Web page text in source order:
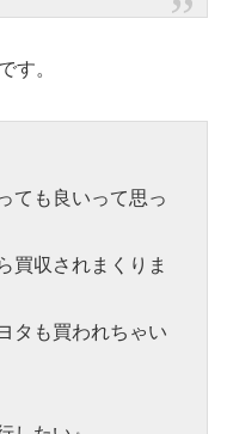
です。
ても良いって思っ
買収されまくりま
タも買われちゃい